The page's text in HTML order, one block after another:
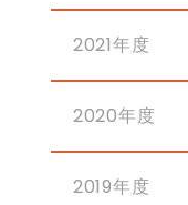
2021年度
2020年度
2019年度